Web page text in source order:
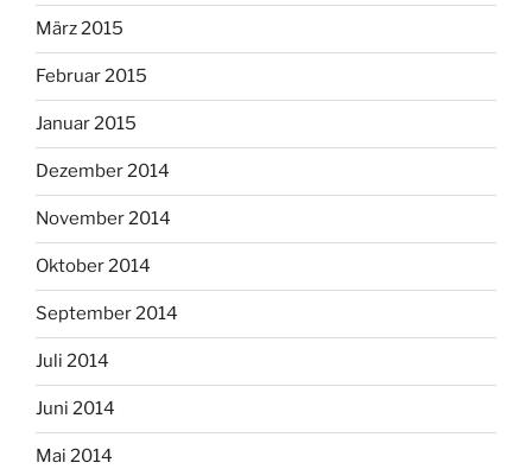
März 2015
Februar 2015
Januar 2015
Dezember 2014
November 2014
Oktober 2014
September 2014
Juli 2014
Juni 2014
Mai 2014